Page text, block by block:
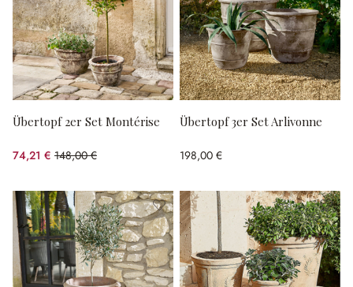
Übertopf 2er Set Montérise
74,21 € 148,00 €
(49.86% gespart)
Übertopf 3er Set Arlivonne
198,00 €